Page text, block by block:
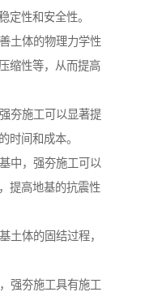
定性和安全性。
土体的物理力学性
缩性等，从而提高
夯施工可以显著提
时间和成本。
中，强夯施工可以
提高地基的抗震性
土体的固结过程，
强夯施工具有施工